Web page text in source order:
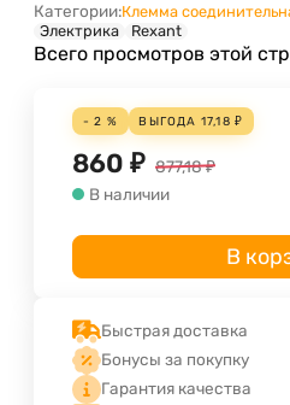
Категории:Клемма
Электрика
Rexant
Всего просмотров этой
- 2 % ВЫГОДА 17,18 ₽
860 ₽ 877,18₽
В наличии
В
Быстрая доставка
Бонусы за покупку
Гарантия качества